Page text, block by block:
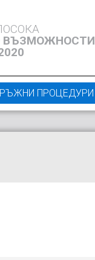
ВЪЗМОЖНОСТИ
ПРОЦЕДУРИ